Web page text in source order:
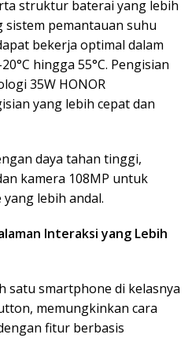
struktur baterai yang lebih
sistem pemantauan suhu
bekerja optimal dalam
hingga 55°C. Pengisian
35W HONOR
yang lebih cepat dan
daya tahan tinggi,
kamera 108MP untuk
lebih andal.
Interaksi yang Lebih
satu smartphone di kelasnya
memungkinkan cara
fitur berbasis